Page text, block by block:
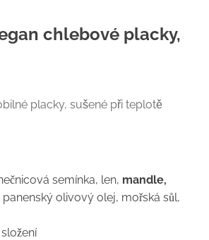
chlebové placky,
placky, sušené při teplotě
semínka, len, mandle,
panenský olivový olej, mořská sůl,